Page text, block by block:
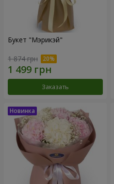
Букет "Мэрикэй"
1 874 грн
Заказать